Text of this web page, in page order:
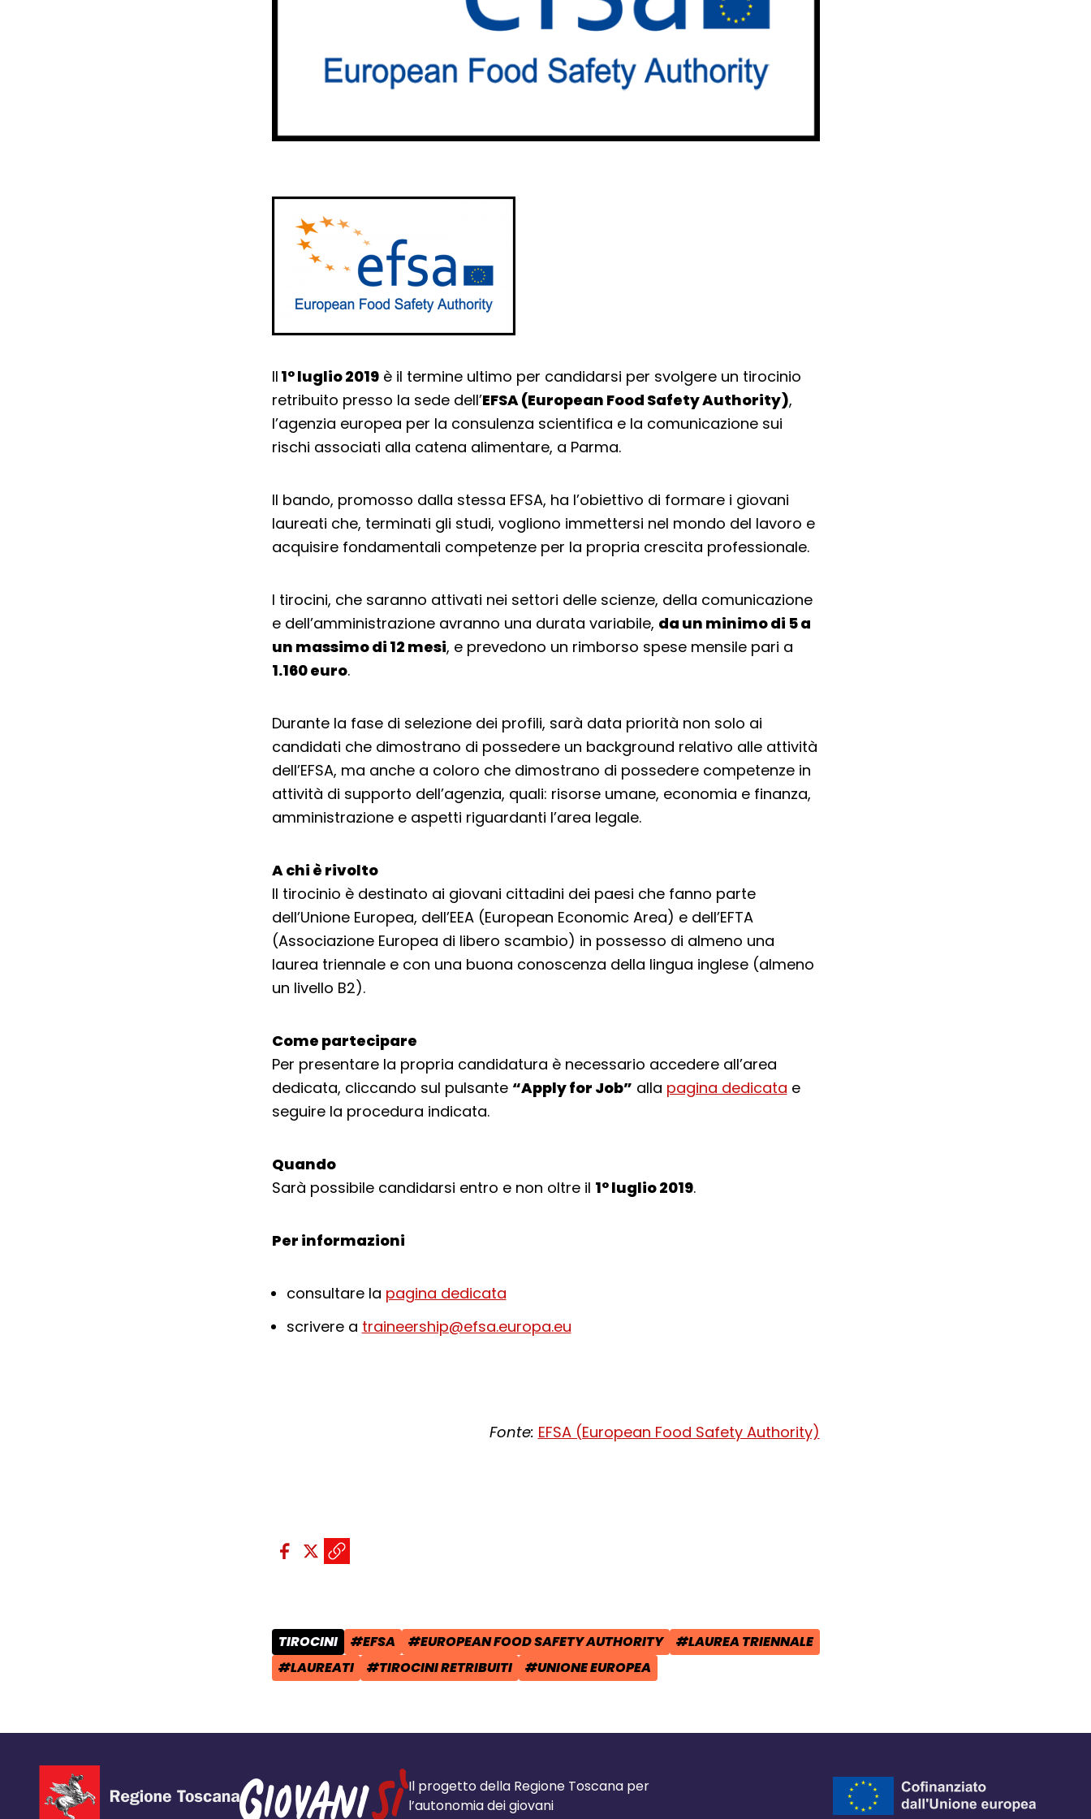
Il 1° luglio 2019è il termine ultimo per candidarsi per svolgere un tirocinio
retribuito presso la sede dell’EFSA (European Food Safety Authority),
l’agenzia europea per la consulenza scientifica e la comunicazione sui
rischi associati alla catena alimentare, a Parma.
Il bando, promosso dalla stessa EFSA, ha l’obiettivo di formare i giovani
laureati che, terminati gli studi, vogliono immettersi nel mondo del lavoro e
acquisire fondamentali competenze per la propria crescita professionale.
I tirocini, che saranno attivati nei settori delle scienze, della comunicazione
e dell’amministrazione avranno una durata variabile, da un minimo di 5 a
un massimo di 12 mesi, e prevedono un rimborso spese mensile pari a
1.160 euro.
Durante la fase di selezione dei profili, sarà data priorità non solo ai
candidati che dimostrano di possedere un background relativo alle attività
dell’EFSA, ma anche a coloro che dimostrano di possedere competenze in
attività di supporto dell’agenzia, quali: risorse umane, economia e finanza,
amministrazione e aspetti riguardanti l’area legale.
A chi è rivolto
Il tirocinio è destinato ai giovani cittadini dei paesi che fanno parte
dell’Unione Europea, dell’EEA (European Economic Area) e dell’EFTA
(Associazione Europea di libero scambio) in possesso di almeno una
laurea triennale e con una buona conoscenza della lingua inglese (almeno
un livello B2).
Come partecipare
Per presentare la propria candidatura è necessario accedere all’area
dedicata, cliccando sul pulsante “Apply for Job” alla pagina dedicata e
seguire la procedura indicata.
Quando
Sarà possibile candidarsi entro e non oltre il 1° luglio 2019.
Per informazioni
consultare la pagina dedicata
scrivere a traineership@efsa.europa.eu
Fonte: EFSA (European Food Safety Authority)
Condividi sui social:
Condividi su Facebook - apre una nuova finestra del browser
Condividi su X - apre una nuova finestra del browser
Copia il link e condividi - apre una nuova finestra del browser
CATEGORIA POST:
TIROCINI TAG:
#EFSA TAG:
#EUROPEAN FOOD SAFETY AUTHORITY TAG:
#LAUREA TRIENNALE
TAG:
#LAUREATI TAG:
#TIROCINI RETRIBUITI TAG:
#UNIONE EUROPEA
Il progetto della Regione Toscana per
l’autonomia dei giovani